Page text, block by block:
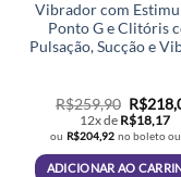
Vibrador com
Ponto G e Clitóris
Pulsação, Sucção e
R$259,90 O
preço
original
era:
R$
12x de R$18,17
ou R$204,92 no boleto ou
ADICIONAR AO